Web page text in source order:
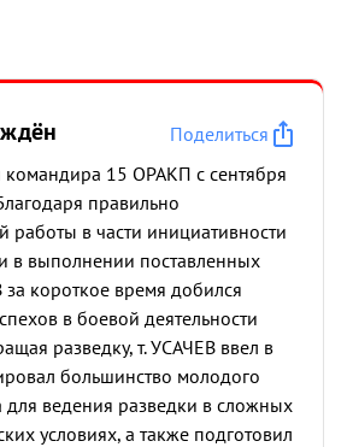
Поделиться
командира 15 ОРАКП с сентября
правильно
работы в части инициативности
в выполнении поставленных
за короткое время добился
в боевой деятельности
разведку, т. УСАЧЕВ ввел в
большинство молодого
для ведения разведки в сложных
условиях, а также подготовил